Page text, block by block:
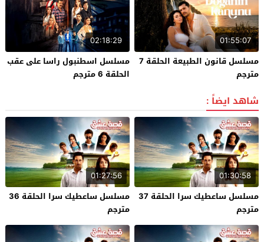
01:55:07
مسلسل قانون الطبيعة الحلقة 7
مترجم
02:18:29
مسلسل اسطنبول راسا على عقب
الحلقة 6 مترجم
شاهد ايضاً :
01:30:58
مسلسل ساعطيك سرا الحلقة 37
مترجم
01:27:56
مسلسل ساعطيك سرا الحلقة 36
مترجم